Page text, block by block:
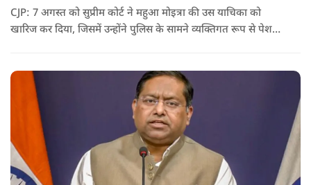
CJP: 7 अगस्त को सुप्रीम कोर्ट ने महुआ मोइत्रा की उस याचिका को
खारिज कर दिया, जिसमें उन्होंने पुलिस के सामने व्यक्तिगत रूप से पेश
केंद्र बन गई है.